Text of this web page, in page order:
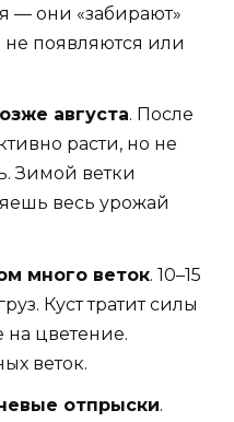
— они «забирают»
появляются или
августа. После
расти, но не
Зимой ветки
весь урожай
много веток. 10–15
Куст тратит силы
цветение.
веток.
отпрыски.